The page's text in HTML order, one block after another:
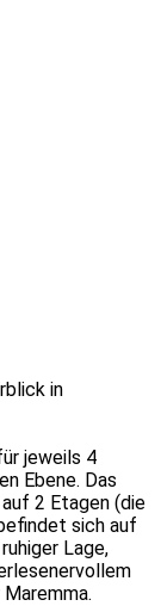
in
jeweils 4
Ebene. Das
2 Etagen (die
sich auf
Lage,
ervollem